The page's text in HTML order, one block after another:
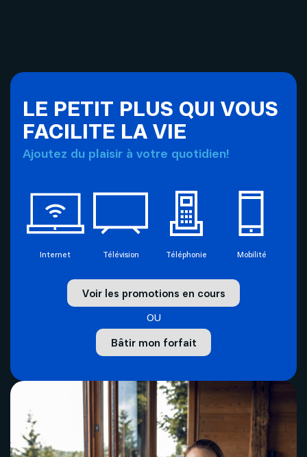
Forfaits télévision SOFI
Mobilité
Téléphonie
Soutien technique
Téléphonie
Capsules vidéos
Solutions pour entreprises
Politique de bénévolat
Carrières
Nous joindre
LE PETIT PLUS QUI VOUS
FACILITE LA VIE
Ajoutez du plaisir à votre quotidien!
Internet Télévision Téléphonie Mobilité
Voir les promotions en cours
OU
Bâtir mon forfait